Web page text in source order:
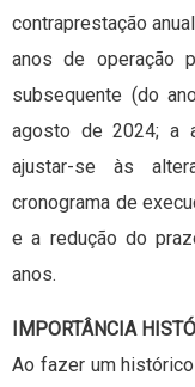
contraprestação
anos de operação
subsequente (do
agosto de 2024; a
ajustar-se às
cronograma de
e a redução do
anos.
IMPORTÂNCIA
Ao fazer um